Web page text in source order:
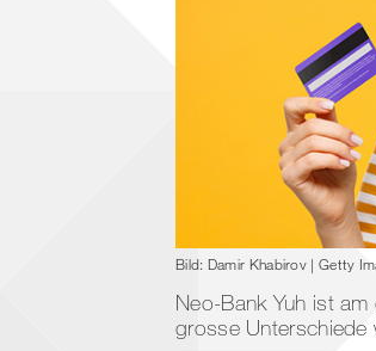
Bild: Damir Khabirov | Getty
Neo-Bank Yuh ist
grosse Unterschiede